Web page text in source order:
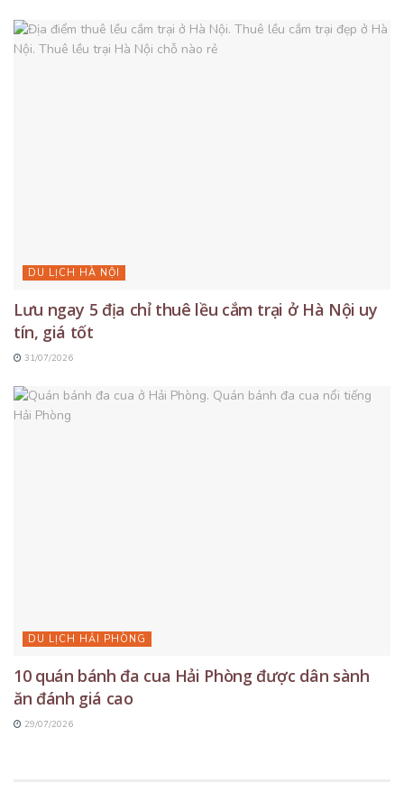
DU LỊCH HÀ NỘI
Lưu ngay 5 địa chỉ thuê lều cắm trại ở Hà Nội uy
tín, giá tốt
31/07/2026
DU LỊCH HẢI PHÒNG
10 quán bánh đa cua Hải Phòng được dân sành
ăn đánh giá cao
29/07/2026